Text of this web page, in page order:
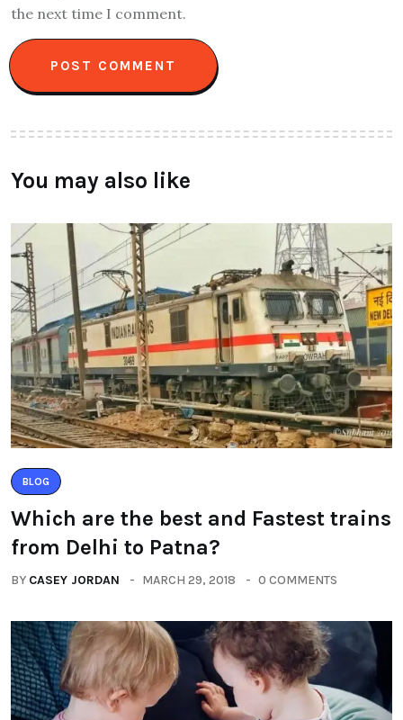
the next time I comment.
You may also like
BLOG
Which are the best and Fastest trains
from Delhi to Patna?
BY CASEY JORDAN MARCH 29, 2018 0 COMMENTS